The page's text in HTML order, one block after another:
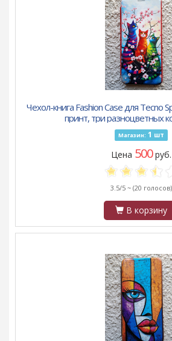
Чехол-книга Fashion Case для Tecno
принт, три разноцветных
Магазин: 1 шт
Цена 500руб.
3.5/5 ~ (20 голосов)
В корзину